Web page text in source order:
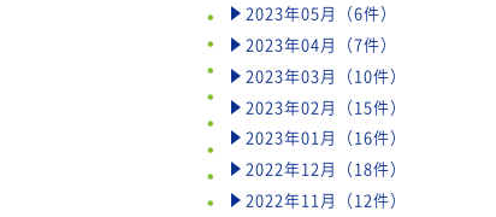
2023年05月（6件）
2023年04月（7件）
2023年03月（10件）
2023年02月（15件）
2023年01月（16件）
2022年12月（18件）
2022年11月（12件）